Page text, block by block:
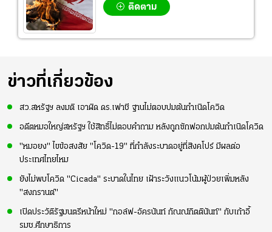
ติดตาม
ข่าวที่เกี่ยวข้อง
สว.สหรัฐฯ ลงมติ เอาผิด ดร.เฟาชี ฐานไม่ตอบปมต้นกำเนิดโควิด
อดีตหมอใหญ่สหรัฐฯ ใช้สิทธิ์ไม่ตอบคำถาม หลังถูกซักฟอกปมต้นกำเนิดโควิด
"หมอยง" ไขข้อสงสัย "โควิด-19" ที่กำลังระบาดอยู่ที่สิงคโปร์ มีผลต่อ
ประเทศไทยไหม
ยังไม่พบโควิด "Cicada" ระบาดในไทย เฝ้าระวังแนวโน้มผู้ป่วยเพิ่มหลัง
"สงกรานต์"
เปิดประวัติรัฐมนตรีหน้าใหม่ "กอล์ฟ-อัครนันท์ กัณณ์กิตตินันท์" กับเก้าอี้
รมช.ศึกษาธิการ